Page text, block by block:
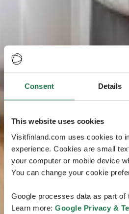
Consent Details
This website uses cookies
Visitfinland.com uses cookies to
experience. Cookies are small
your computer or mobile device
You can change your cookie
Google processes data as part of
Learn more: Google Privacy &